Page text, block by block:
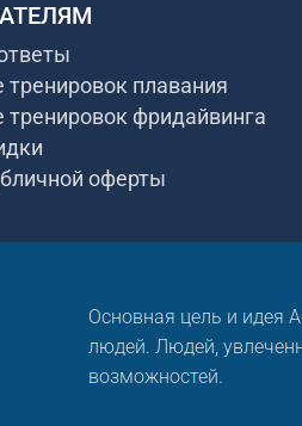
тренировок плавания
тренировок фридайвинга
оферты
Основная цель и идея
людей. Людей,
возможностей.